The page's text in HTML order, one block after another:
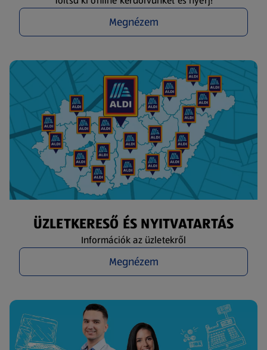
Megnézem
ÜZLETKERESŐ ÉS NYITVATARTÁS
Információk az üzletekről
Megnézem